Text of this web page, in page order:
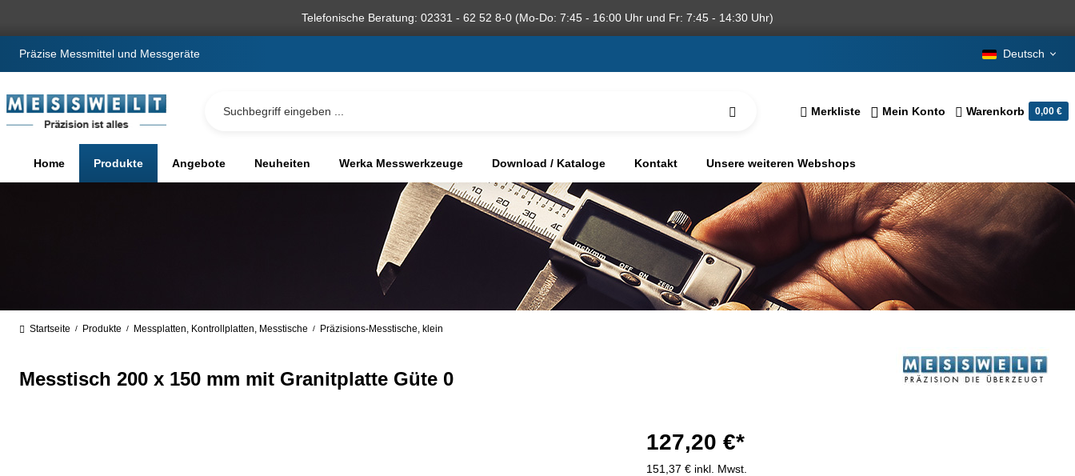
Telefonische Beratung: 02331 - 62 52 8-0 (Mo-Do: 7:45 - 16:00 Uhr und Fr: 7:45 - 14:30 Uhr)
Präzise Messmittel und Messgeräte Deutsch
Merkliste Mein Konto Warenkorb 0,00 €
Home Produkte Angebote Neuheiten Werka Messwerkzeuge Download / Kataloge Kontakt Unsere weiteren Webshops
Startseite / Produkte / Messplatten, Kontrollplatten, Messtische / Präzisions-Messtische, klein
Messtisch 200 x 150 mm mit Granitplatte Güte 0
127,20 €*
151,37 € inkl. Mwst.